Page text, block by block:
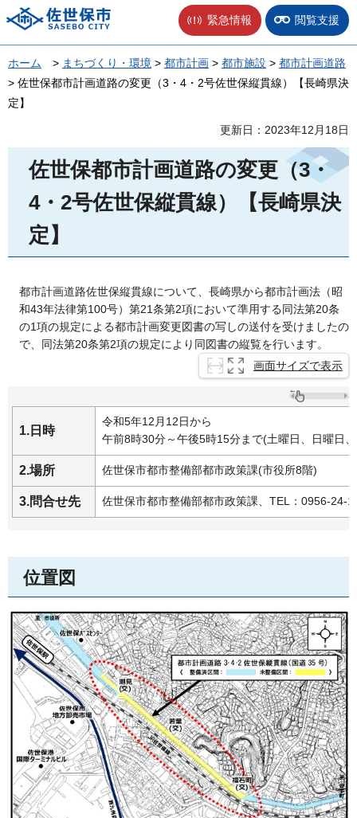
佐世保市 緊急情報 閲覧支援
ホーム > まちづくり・環境 > 都市計画 > 都市施設 > 都市計画道路
> 佐世保都市計画道路の変更（3・4・2号佐世保縦貫線）【長崎県決
定】
更新日：2023年12月18日
佐世保都市計画道路の変更（3・
4・2号佐世保縦貫線）【長崎県決
定】
都市計画道路佐世保縦貫線について、長崎県から都市計画法（昭
和43年法律第100号）第21条第2項において準用する同法第20条
の1項の規定による都市計画変更図書の写しの送付を受けましたの
で、同法第20条第2項の規定により同図書の縦覧を行います。
画面サイズで表示
1. 日時
令和5年12月12日から
午前8時30分～午後5時15分まで(土曜日、日曜日
2.場所 佐世保市都市整備部都市政策課(市役所8階)
3.問合せ先 佐世保市都市整備部都市政策課、TEL：0956-24-
位置図